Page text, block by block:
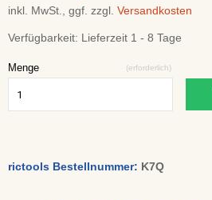
inkl. MwSt., ggf. zzgl. Versandkosten
Verfügbarkeit: Lieferzeit 1 - 8 Tage
Menge (erforderlich)
rictools Bestellnummer: K7Q